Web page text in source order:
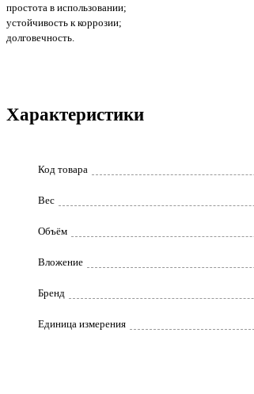
простота в использовании;
устойчивость к коррозии;
долговечность.
Характеристики
Код товара
Вес
Объём
Вложение
Бренд
Единица измерения